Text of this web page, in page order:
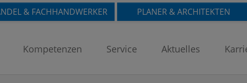
& FACHHANDWERKER PLANER & ARCHITEKTEN
Kompetenzen Service Aktuelles